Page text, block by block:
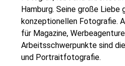
Hamburg. Seine große Liebe
konzeptionellen Fotografie.
für Magazine,
Arbeitsschwerpunkte sind
und Portraitfotografie.